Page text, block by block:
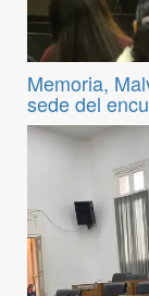
Memoria,
sede del